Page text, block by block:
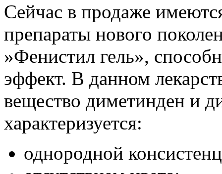
Сейчас в продаже
препараты нового
»Фенистил гель»,
эффект. В данном
вещество диметинден и
характеризуется:
однородной